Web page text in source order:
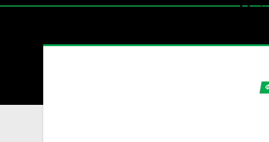
За секоја форма на распространување,